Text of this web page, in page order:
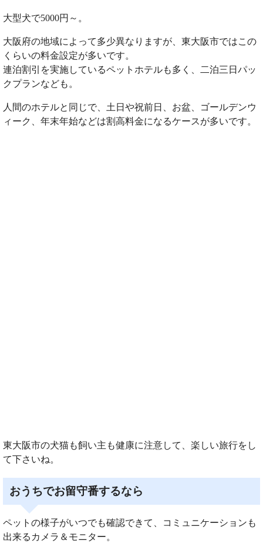
大型犬で5000円～。
大阪府の地域によって多少異なりますが、東大阪市ではこの
くらいの料金設定が多いです。
連泊割引を実施しているペットホテルも多く、二泊三日パッ
クプランなども。
人間のホテルと同じで、土日や祝前日、お盆、ゴールデンウ
ィーク、年末年始などは割高料金になるケースが多いです。
東大阪市の犬猫も飼い主も健康に注意して、楽しい旅行をし
て下さいね。
おうちでお留守番するなら
ペットの様子がいつでも確認できて、コミュニケーションも
出来るカメラ＆モニター。